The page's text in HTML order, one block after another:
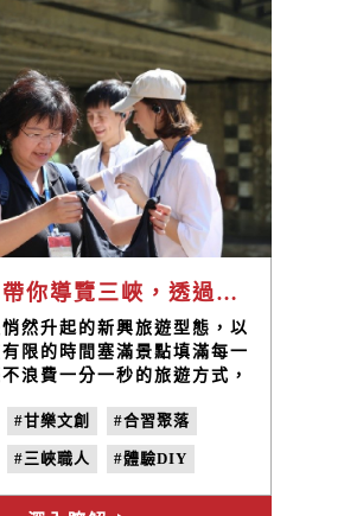
甘樂文創帶你導覽三峽，透過精緻旅遊讓你體驗三峽的工藝之美
然升起的新興旅遊型態，以
限的時間塞滿景點填滿每一
浪費一分一秒的旅遊方式，
甚至回到家之後也不記得自己
遊，甘樂文創嘗試著改變旅
態，我們嘗試打造出一場有
遊，讓旅遊不再是盲目跟
#甘樂文創 #合習聚落
#三峽職人 #體驗DIY
#甘樂帶路 #看三峽